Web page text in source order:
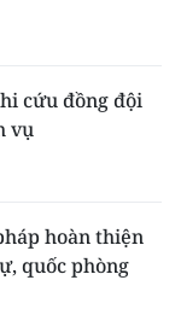
cứu đồng đội
vụ
hoàn thiện
quốc phòng